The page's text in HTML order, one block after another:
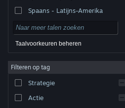
© Valve Corporation. Alle rechten voorbehouden. Alle
handelsmerken zijn eigendom van hun respectieve
Privacybeleid|Juridische informatie
Toegankelijkheid
|
Terugbetalingen
Spaans - Latijns-Amerika
Taalvoorkeuren beheren
Filteren op tag
Strategie
Actie